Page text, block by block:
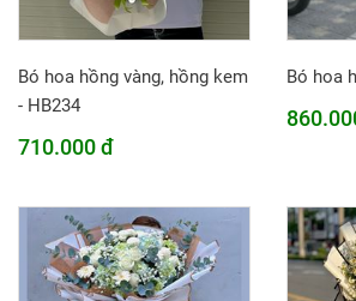
Bó hoa hồng vàng, hồng kem
- HB234
710.000 đ
Bó hoa